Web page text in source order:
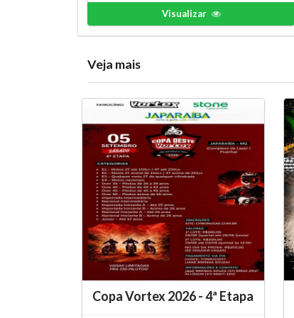
Visualizar
Veja mais
Copa Vortex 2026 - 4ª Etapa